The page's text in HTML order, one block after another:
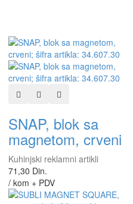
Dodaj u listu želja
Dodaj u listu za
SNAP, blok sa
magnetom, crveni
Kuhinjski reklamni artikli
71,30 Din.
/ kom + PDV